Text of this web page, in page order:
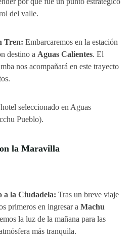
del valle.
Tren: Embarcaremos en la estación
destino a Aguas Calientes. El
nos acompañará en este trayecto
seleccionado en Aguas
Pueblo).
la Maravilla
a la Ciudadela: Tras un breve viaje
primeros en ingresar a Machu
la luz de la mañana para las
más tranquila.